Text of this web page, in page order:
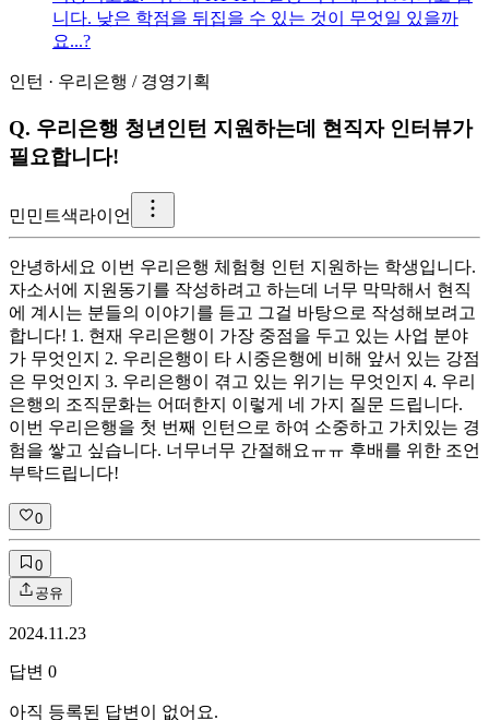
니다. 낮은 학점을 뒤집을 수 있는 것이 무엇일 있을까
요...?
인턴 · 우리은행 / 경영기획
Q. 우리은행 청년인턴 지원하는데 현직자 인터뷰가
필요합니다!
민민트색라이언
안녕하세요 이번 우리은행 체험형 인턴 지원하는 학생입니다.
자소서에 지원동기를 작성하려고 하는데 너무 막막해서 현직
에 계시는 분들의 이야기를 듣고 그걸 바탕으로 작성해보려고
합니다! 1. 현재 우리은행이 가장 중점을 두고 있는 사업 분야
가 무엇인지 2. 우리은행이 타 시중은행에 비해 앞서 있는 강점
은 무엇인지 3. 우리은행이 겪고 있는 위기는 무엇인지 4. 우리
은행의 조직문화는 어떠한지 이렇게 네 가지 질문 드립니다.
이번 우리은행을 첫 번째 인턴으로 하여 소중하고 가치있는 경
험을 쌓고 싶습니다. 너무너무 간절해요ㅠㅠ 후배를 위한 조언
부탁드립니다!
0
0
공유
2024.11.23
답변 0
아직 등록된 답변이 없어요.